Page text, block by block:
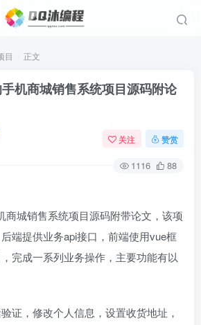
目 正文
机商城销售系统项目源码附论
关注 赞赏
1116 88
商城销售系统项目源码附带论文，该项
端提供业务api接口，前端使用vue框
完成一系列业务操作，主要功能有以
证，修改个人信息，设置收货地址，